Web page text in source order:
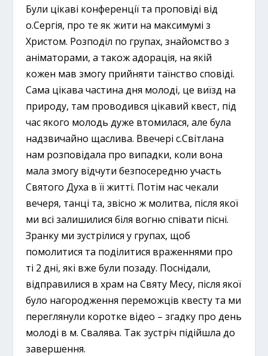
Були цікаві конференції та проповіді від
о.Сергія, про те як жити на максимумі з
Христом. Розподіл по групах, знайомство з
аніматорами, а також адорація, на якій
кожен мав змогу прийняти таїнство сповіді.
Сама цікава частина дня молоді, це виїзд на
природу, там проводився цікавий квест, під
час якого молодь дуже втомилася, але була
надзвичайно щаслива. Ввечері с.Світлана
нам розповідала про випадки, коли вона
мала змогу відчути безпосередню участь
Святого Духа в її житті. Потім нас чекали
вечеря, танці та, звісно ж молитва, після якої
ми всі залишилися біля вогню співати пісні.
Зранку ми зустрілися у групах, щоб
помолитися та поділитися враженнями про
ті 2 дні, які вже були позаду. Поснідали,
відправилися в храм на Святу Месу, після якої
було нагородження переможців квесту та ми
переглянули коротке відео – згадку про день
молоді в м. Свалява. Так зустріч підійшла до
завершення.